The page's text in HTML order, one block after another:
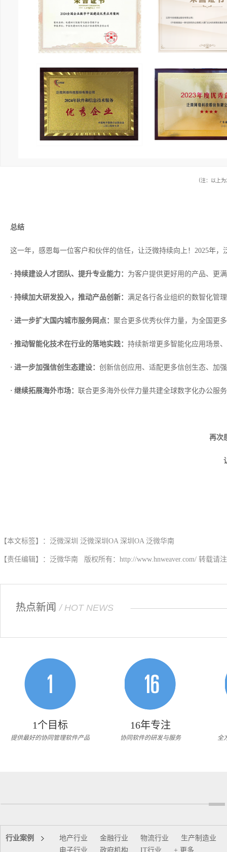
（注：以上
总结
这一年，感恩每一位客户和伙伴的信任，让泛微持续向上！2025年
· 持续建设人才团队、提升专业能力： 为客户提供更好用的产品、更
· 持续加大研发投入，推动产品创新： 满足各行各业组织的数智化管
· 进一步扩大国内城市服务网点： 聚合更多优秀伙伴力量，为全国更
· 推动智能化技术在行业的落地实践： 持续新增更多智能化应用场景
· 进一步加强信创生态建设： 创新信创应用、适配更多信创生态、加
· 继续拓展海外市场： 联合更多海外伙伴力量共建全球数字化办公服
再次
【本文标签】： 泛微深圳 泛微深圳OA 深圳OA 泛微华南
【责任编辑】： 泛微华南 版权所有： http://www.hnweaver.com/ 转载请
热点新闻 / HOT NEWS
1个目标
提供最好的协同管理软件产品
16年专注
协同软件的研发与服务 全
行业案例 地产行业 金融行业 物流行业
生产制造业
电子行业
政府机构 IT行业 + 更多